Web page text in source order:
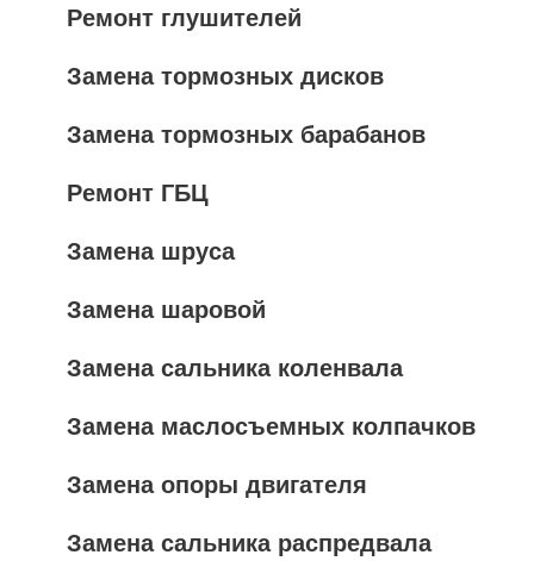
Ремонт глушителей
Замена тормозных дисков
Замена тормозных барабанов
Ремонт ГБЦ
Замена шруса
Замена шаровой
Замена сальника коленвала
Замена маслосъемных колпачков
Замена опоры двигателя
Замена сальника распредвала